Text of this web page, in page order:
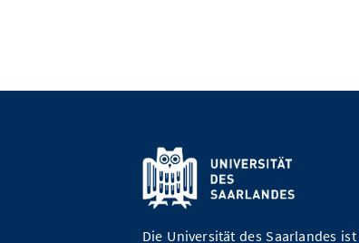
Die Universität des Saarlandes